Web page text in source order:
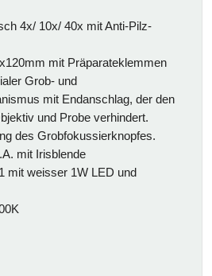
4x/ 10x/ 40x mit Anti-Pilz-
mit Präparateklemmen
Grob- und
mit Endanschlag, der den
und Probe verhindert.
des Grobfokussierknopfes.
mit Irisblende
mit weisser 1W LED und